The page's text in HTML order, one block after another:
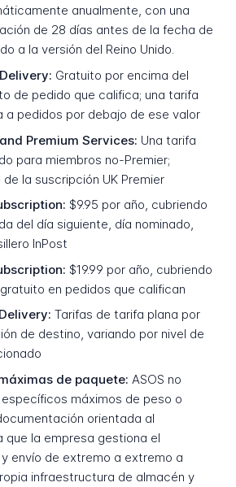
anualmente, con una
de 28 días antes de la fecha de
a la versión del Reino Unido.
Gratuito por encima del
de pedido que califica; una tarifa
a pedidos por debajo de ese valor
Premium Services: Una tarifa
para miembros no-Premier;
la suscripción UK Premier
$9.95 por año, cubriendo
del día siguiente, día nominado,
InPost
$19.99 por año, cubriendo
en pedidos que califican
Tarifas de tarifa plana por
de destino, variando por nivel de
de paquete: ASOS no
máximos de peso o
orientada al
que la empresa gestiona el
envío de extremo a extremo a
infraestructura de almacén y